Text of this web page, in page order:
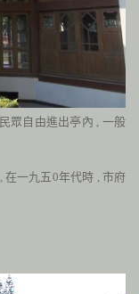
眾自由進出亭內 一般
在一九五0年代時 市府